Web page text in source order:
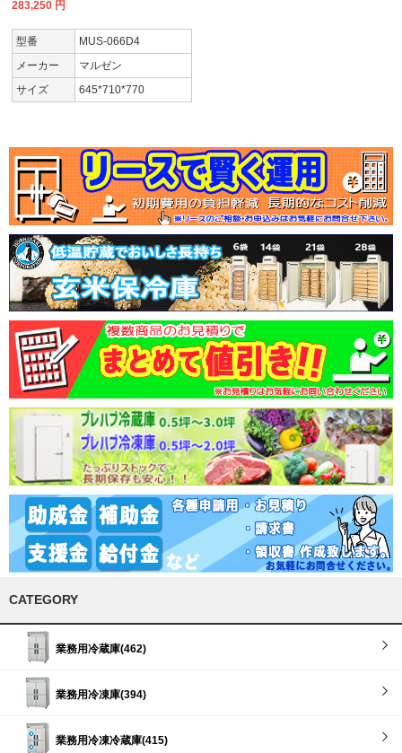
283,250 円
型番
MUS-066D4
メーカー
マルゼン
サイズ
645*710*770
CATEGORY
業務用冷蔵庫(462)
業務用冷凍庫(394)
業務用冷凍冷蔵庫(415)